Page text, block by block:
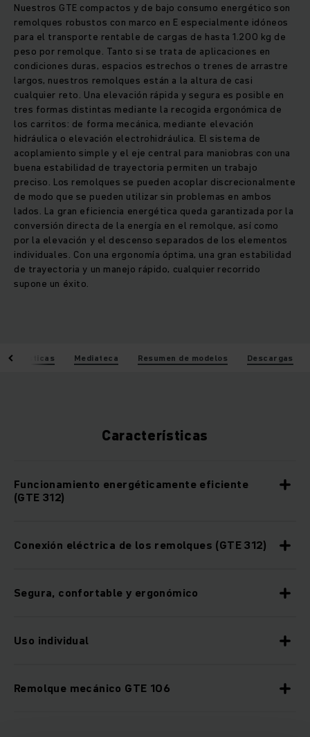
Nuestros GTE compactos y de bajo consumo energético son
remolques robustos con marco en E especialmente idóneos
para el transporte rentable de cargas de hasta 1.200 kg de
peso por remolque. Tanto si se trata de aplicaciones en
condiciones duras, espacios estrechos o trenes de arrastre
largos, nuestros remolques están a la altura de casi
cualquier reto. Una elevación rápida y segura es posible en
tres formas distintas mediante la recogida ergonómica de
los carritos: de forma mecánica, mediante elevación
hidráulica o elevación electrohidráulica. El sistema de
acoplamiento simple y el eje central para maniobras con una
buena estabilidad de trayectoria permiten un trabajo
preciso. Los remolques se pueden acoplar discrecionalmente
de modo que se pueden utilizar sin problemas en ambos
lados. La gran eficiencia energética queda garantizada por la
conversión directa de la energía en el remolque, así como
por la elevación y el descenso separados de los elementos
individuales. Con una ergonomía óptima, una gran estabilidad
de trayectoria y un manejo rápido, cualquier recorrido
supone un éxito.
Mediateca Resumen de modelos Descargas
Características
Funcionamiento energéticamente eficiente
(GTE 312)
Conexión eléctrica de los remolques (GTE 312)
Segura, confortable y ergonómico
Uso individual
Remolque mecánico GTE 106